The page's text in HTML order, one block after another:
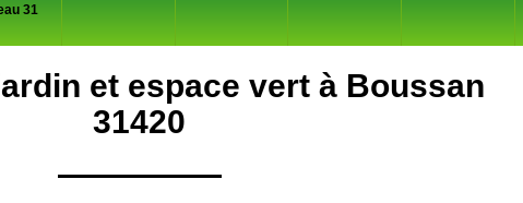
31
et espace vert à Boussan
31420